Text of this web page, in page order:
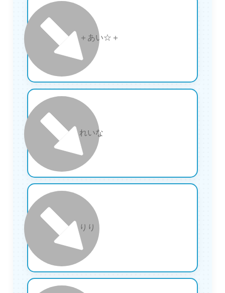
27 ＋あい☆＋
28 れいな
29 りり